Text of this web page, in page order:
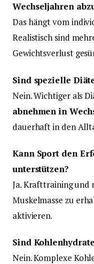
Wechseljahren
Das hängt vom
Realistisch sind
Gewichtsverlust
Sind spezielle
Nein. Wichtiger als
abnehmen in
dauerhaft in den
Kann Sport den
unterstützen?
Ja. Krafttraining und
Muskelmasse zu
aktivieren.
Sind
Nein. Komplexe